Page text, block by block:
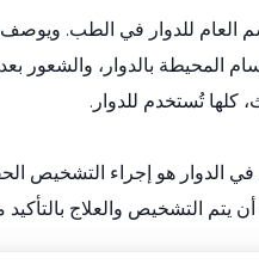
العام للدوار في الطب.
المحيطة بالدوار، والشعور
كلها تُستخدم للدوار.
الدوار هو إجراء التشخيص
يتم التشخيص والعلاج